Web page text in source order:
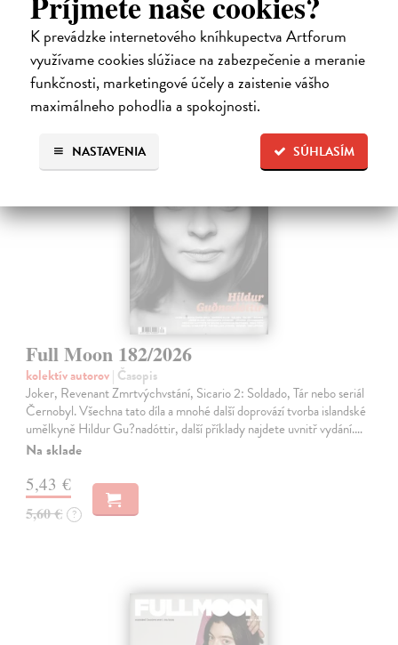
K prevádzke internetového kníhkupectva Artforum
využívame cookies slúžiace na zabezpečenie a meranie
funkčnosti, marketingové účely a zaistenie vášho
maximálneho pohodlia a spokojnosti.
SÚHLASÍM
NASTAVENIA
Zasielame do 12 dní
5,43 €
5,60 € ?
na sklade
Full Moon 182/2026
kolektív autorov| Časopis
Joker, Revenant Zmrtvýchvstání, Sicario 2: Soldado, Tár nebo seriál
Černobyl. Všechna tato díla a mnohé další doprovází tvorba islandské
umělkyně Hildur Gu?nadóttir, další příklady najdete uvnitř vydání.…
Na sklade
5,43 €
5,60 € ?